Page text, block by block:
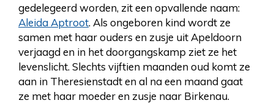
gedelegeerd worden, zit een opvallende naam:
Aleida Aptroot. Als ongeboren kind wordt ze
samen met haar ouders en zusje uit Apeldoorn
verjaagd en in het doorgangskamp ziet ze het
levenslicht. Slechts vijftien maanden oud komt ze
aan in Theresienstadt en al na een maand gaat
ze met haar moeder en zusje naar Birkenau.